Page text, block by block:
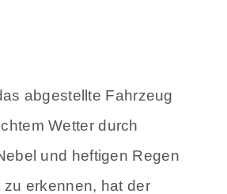
abgestellte Fahrzeug
Wetter durch
und heftigen Regen
erkennen, hat der